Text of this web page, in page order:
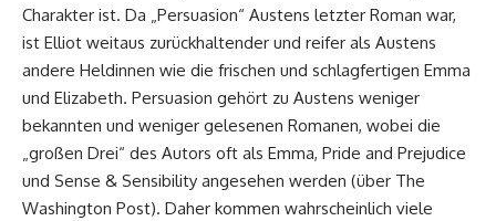
Charakter ist. Da „Persuasion“ Austens letzter Roman war,
ist Elliot weitaus zurückhaltender und reifer als Austens
andere Heldinnen wie die frischen und schlagfertigen Emma
und Elizabeth. Persuasion gehört zu Austens weniger
bekannten und weniger gelesenen Romanen, wobei die
„großen Drei“ des Autors oft als Emma, ​​Pride and Prejudice
und Sense & Sensibility angesehen werden (über The
Washington Post). Daher kommen wahrscheinlich viele